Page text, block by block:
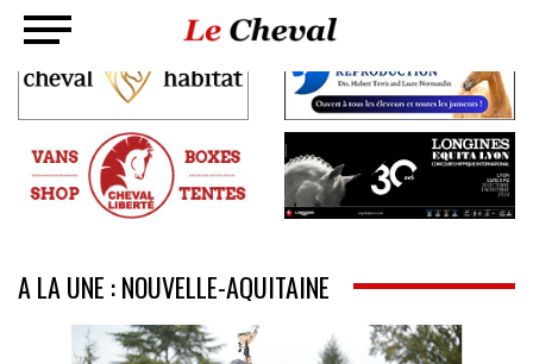
A LA UNE : NOUVELLE-AQUITAINE